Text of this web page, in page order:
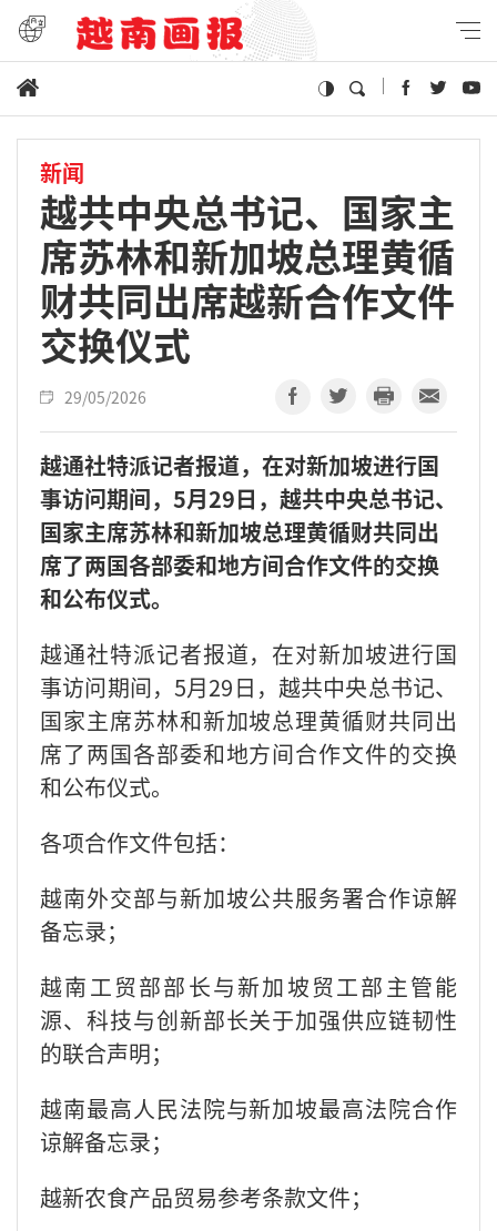
新闻
越共中央总书记、国家主
席苏林和新加坡总理黄循
财共同出席越新合作文件
交换仪式
29/05/2026
越通社特派记者报道，在对新加坡进行国
事访问期间，5月29日，越共中央总书记、
国家主席苏林和新加坡总理黄循财共同出
席了两国各部委和地方间合作文件的交换
和公布仪式。
越通社特派记者报道，在对新加坡进行国
事访问期间，5月29日，越共中央总书记、
国家主席苏林和新加坡总理黄循财共同出
席了两国各部委和地方间合作文件的交换
和公布仪式。
各项合作文件包括：
越南外交部与新加坡公共服务署合作谅解
备忘录；
越南工贸部部长与新加坡贸工部主管能
源、科技与创新部长关于加强供应链韧性
的联合声明；
越南最高人民法院与新加坡最高法院合作
谅解备忘录；
​越新农食产品贸易参考条款文件；